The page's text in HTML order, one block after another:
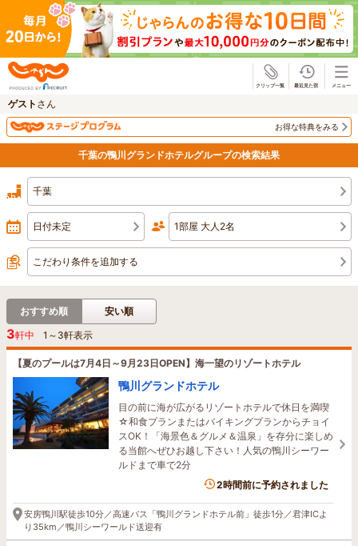
ゲスト さん
お得な特典をみる
千葉の鴨川グランドホテルグループの検索結果
千葉
日付未定 1部屋 大人2名
こだわり条件を追加する
おすすめ順 安い順
3軒中 1 ～ 3軒表示
【夏のプールは7月4日～9月23日OPEN】海一望のリゾートホテル
鴨川グランドホテル
目の前に海が広がるリゾートホテルで休日を満喫
☆和食プランまたはバイキングプランからチョイ
スOK！「海景色＆グルメ＆温泉」を存分に楽しめ
る当館へぜひお越し下さい！人気の鴨川シーワー
ルドまで車で2分
2時間前に予約されました
安房鴨川駅徒歩10分／高速バス「鴨川グランドホテル前」徒歩1分／君津ICよ
り35km／鴨川シーワールド送迎有